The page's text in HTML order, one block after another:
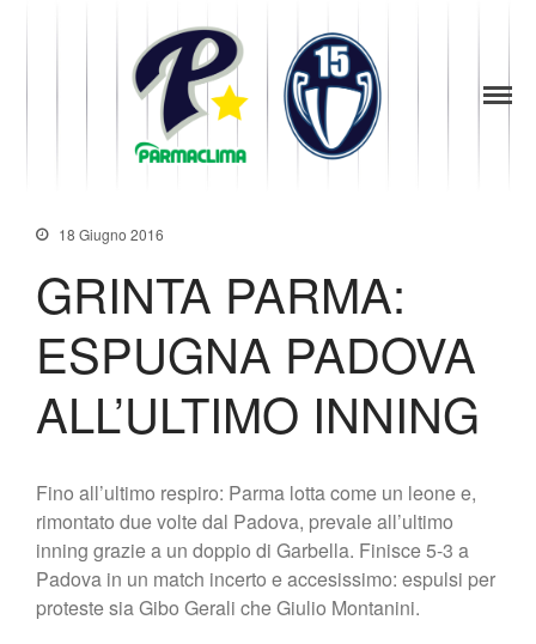
News
Codice di Condotta
Maglie Ritirate
Squadra
Partners
Biglietteria
Lo Stadio
18 Giugno 2016
GRINTA PARMA:
ESPUGNA PADOVA
ALL’ULTIMO INNING
Fino all’ultimo respiro: Parma lotta come un leone e,
rimontato due volte dal Padova, prevale all’ultimo
inning grazie a un doppio di Garbella. Finisce 5-3 a
Padova in un match incerto e accesissimo: espulsi per
proteste sia Gibo Gerali che Giulio Montanini.